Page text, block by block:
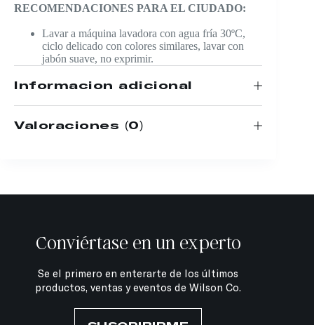
RECOMENDACIONES PARA EL CIUDADO:
Lavar a máquina lavadora con agua fría 30ºC,
ciclo delicado con colores similares, lavar con
jabón suave, no exprimir.
Información adicional
Valoraciones (0)
Conviértase en un experto
Se el primero en enterarte de los últimos
productos, ventas y eventos de Wilson Co.